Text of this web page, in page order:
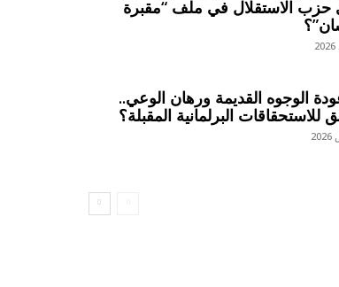
الاستقلال في ملف “مقبرة
الوجوه القديمة ورهان الوعي..
للاستحقاقات البرلمانية المقبلة؟